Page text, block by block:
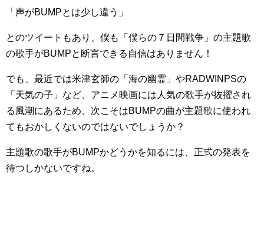
「声がBUMPとは少し違う」
とのツイートもあり、僕も「僕らの７日間戦争」の主題歌
の歌手がBUMPと断言できる自信はありません！
でも、最近では米津玄師の「海の幽霊」やRADWINPSの
「天気の子」など、アニメ映画には人気の歌手が抜擢され
る風潮にあるため、次こそはBUMPの曲が主題歌に使われ
てもおかしくないのではないでしょうか？
主題歌の歌手がBUMPかどうかを知るには、正式の発表を
待つしかないですね。